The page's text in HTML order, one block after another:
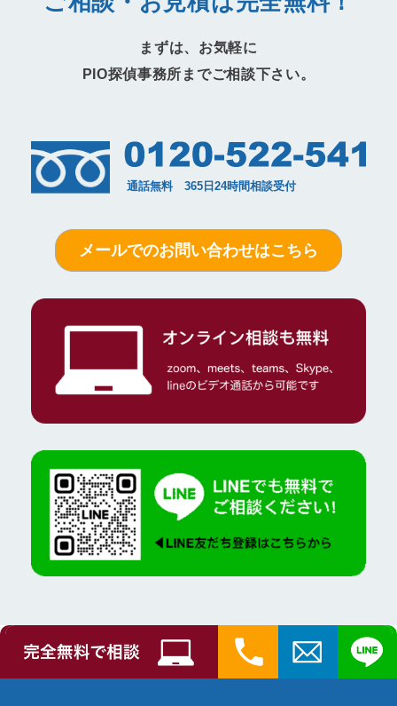
まずは、お気軽に
PIO探偵事務所までご相談下さい。
メールでのお問い合わせはこちら